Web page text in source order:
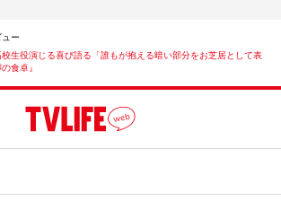
ー
生役演じる喜び語る「誰もが抱える暗い部分をお芝居として表
食卓』